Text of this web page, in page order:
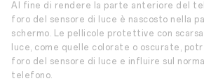
Al fine di rendere la parte anteriore del
foro del sensore di luce è nascosto nella
schermo. Le pellicole protettive con
luce, come quelle colorate o oscurate,
foro del sensore di luce e influire sul
telefono.